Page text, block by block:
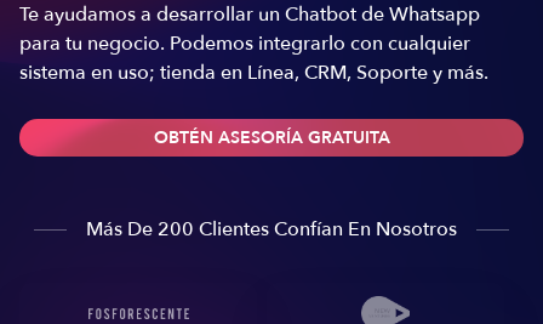
Te ayudamos a desarrollar un Chatbot de Whatsapp
para tu negocio. Podemos integrarlo con cualquier
sistema en uso; tienda en Línea, CRM, Soporte y más.
OBTÉN ASESORÍA GRATUITA
Más De 200 Clientes Confían En Nosotros